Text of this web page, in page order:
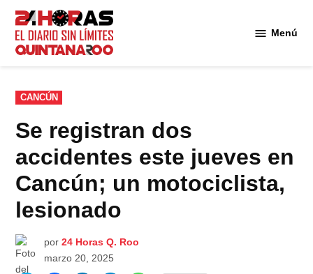
Saltar
contenido
Menú
PUBLICADO
EN
CANCÚN
Se registran dos
accidentes este jueves en
Cancún; un motociclista,
lesionado
por 24 Horas Q. Roo
marzo 20, 2025